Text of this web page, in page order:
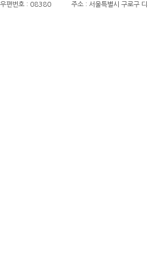
우편번호 : 08380
주소 : 서울특별시 구로구